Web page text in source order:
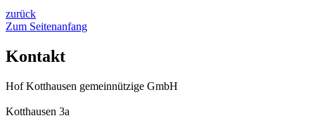
zurück
Zum Seitenanfang
Kontakt
Hof Kotthausen gemeinnützige GmbH
Kotthausen 3a